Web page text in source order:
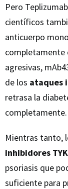
Pero
científicos
anticuerpo
completamente
agresivas,
de los ataques
retrasa la
completamente.
Mientras tanto,
inhibidores
psoriasis que
suficiente para